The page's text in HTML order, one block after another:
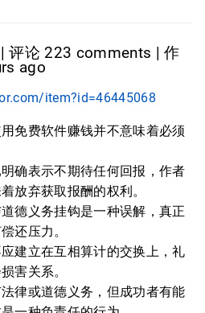
评论 223 comments | 作
ago
item?id=46445068
免费软件赚钱并不意味着必须
确表示不期待任何回报，作者
放弃获取报酬的权利。
德义务挂钩是一种误解，真正
还压力。
建立在互相算计的交换上，礼
害关系。
律或道德义务，但成功者有能